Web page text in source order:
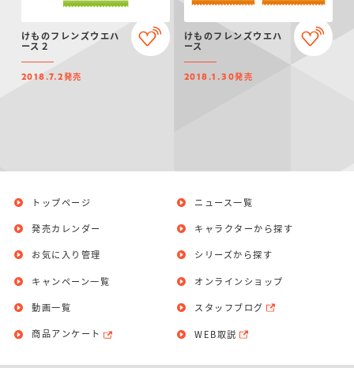
仮面ライダーシリー
ズ
ズ
ガンダムシリーズ アンパンマン たまご
にふぉるめーしょん
＆スクエアシール
ポケモンスケールワ
ールド
けものフレンズウエハ
ース２
2018.7.2発売
けものフレンズウエハ
ース
2018.1.30発売
トップページ
発売カレンダー
お気に入り管理
ニュース一覧
キャラクターから探す
シリーズから探す
キャンペーン一覧
動画一覧
商品アンケート
オンラインショップ
スタッフブログ
WEB取説